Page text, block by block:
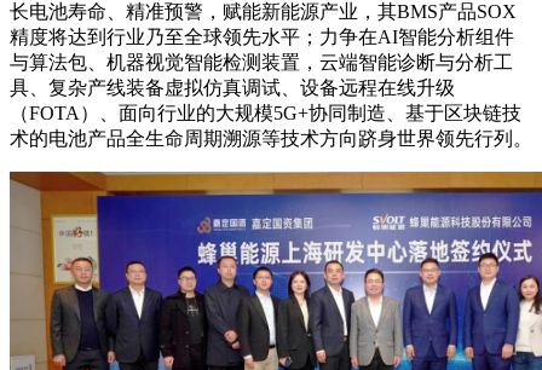
长电池寿命、精准预警，赋能新能源产业，其BMS产品SOX
精度将达到行业乃至全球领先水平；力争在AI智能分析组件
与算法包、机器视觉智能检测装置，云端智能诊断与分析工
具、复杂产线装备虚拟仿真调试、设备远程在线升级
（FOTA）、面向行业的大规模5G+协同制造、基于区块链技
术的电池产品全生命周期溯源等技术方向跻身世界领先行列。